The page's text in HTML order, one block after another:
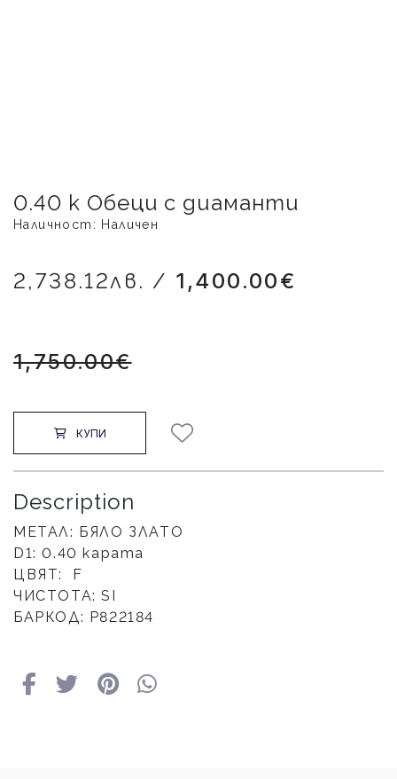
0.40 k Обеци с диаманти
Наличност: Наличен
2,738.12лв. / 1,400.00€
1,750.00€
КУПИ
Description
МЕТАЛ: БЯЛО ЗЛАТО
D1: 0.40 карата
ЦВЯТ: F
ЧИСТОТА: SI
БАРКОД: P822184